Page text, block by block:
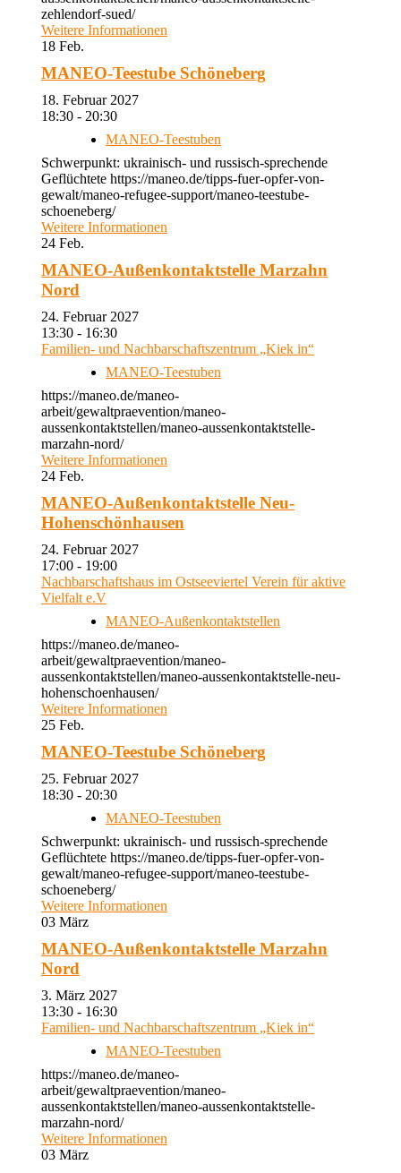
zehlendorf-sued/
Weitere Informationen
18 Feb.
MANEO-Teestube Schöneberg
18. Februar 2027
18:30 - 20:30
MANEO-Teestuben
Schwerpunkt: ukrainisch- und russisch-sprechende
Geflüchtete https://maneo.de/tipps-fuer-opfer-von-
gewalt/maneo-refugee-support/maneo-teestube-
schoeneberg/
Weitere Informationen
24 Feb.
MANEO-Außenkontaktstelle Marzahn
Nord
24. Februar 2027
13:30 - 16:30
Familien- und Nachbarschaftszentrum „Kiek in“
MANEO-Teestuben
https://maneo.de/maneo-
arbeit/gewaltpraevention/maneo-
aussenkontaktstellen/maneo-aussenkontaktstelle-
marzahn-nord/
Weitere Informationen
24 Feb.
MANEO-Außenkontaktstelle Neu-
Hohenschönhausen
24. Februar 2027
17:00 - 19:00
Nachbarschaftshaus im Ostseeviertel Verein für aktive
Vielfalt e.V
MANEO-Außenkontaktstellen
https://maneo.de/maneo-
arbeit/gewaltpraevention/maneo-
aussenkontaktstellen/maneo-aussenkontaktstelle-neu-
hohenschoenhausen/
Weitere Informationen
25 Feb.
MANEO-Teestube Schöneberg
25. Februar 2027
18:30 - 20:30
MANEO-Teestuben
Schwerpunkt: ukrainisch- und russisch-sprechende
Geflüchtete https://maneo.de/tipps-fuer-opfer-von-
gewalt/maneo-refugee-support/maneo-teestube-
schoeneberg/
Weitere Informationen
03 März
MANEO-Außenkontaktstelle Marzahn
Nord
3. März 2027
13:30 - 16:30
Familien- und Nachbarschaftszentrum „Kiek in“
MANEO-Teestuben
https://maneo.de/maneo-
arbeit/gewaltpraevention/maneo-
aussenkontaktstellen/maneo-aussenkontaktstelle-
marzahn-nord/
Weitere Informationen
03 März